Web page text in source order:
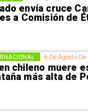
envía cruce
a Comisión de
6 De Agosto De
chileno muere
más alta de